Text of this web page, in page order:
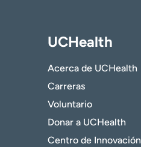
UCHealth
Acerca de UCHealth
Carreras
Voluntario
Donar a UCHealth
Centro de Innovación